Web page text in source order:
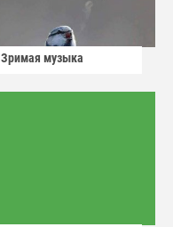
Зримая музыка